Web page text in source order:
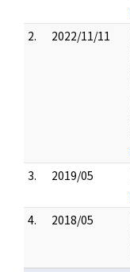
2. 2022/11/11
3. 2019/05
4. 2018/05